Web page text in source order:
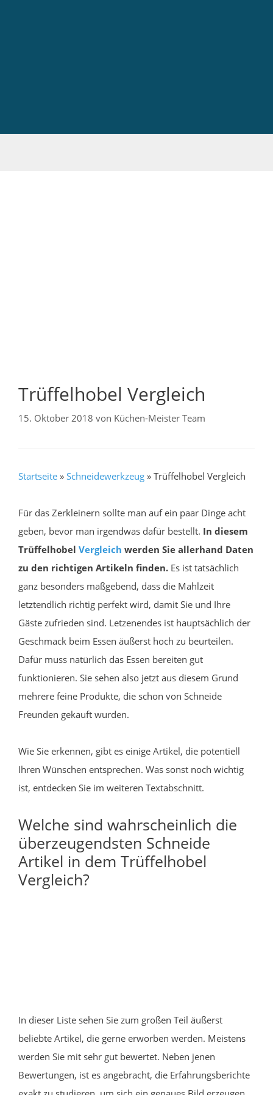
Trüffelhobel Vergleich
15. Oktober 2018 von Küchen-Meister Team
Startseite » Schneidewerkzeug » Trüffelhobel Vergleich
Für das Zerkleinern sollte man auf ein paar Dinge acht
geben, bevor man irgendwas dafür bestellt. In diesem
Trüffelhobel Vergleich werden Sie allerhand Daten
zu den richtigen Artikeln finden. Es ist tatsächlich
ganz besonders maßgebend, dass die Mahlzeit
letztendlich richtig perfekt wird, damit Sie und Ihre
Gäste zufrieden sind. Letzenendes ist hauptsächlich der
Geschmack beim Essen äußerst hoch zu beurteilen.
Dafür muss natürlich das Essen bereiten gut
funktionieren. Sie sehen also jetzt aus diesem Grund
mehrere feine Produkte, die schon von Schneide
Freunden gekauft wurden.
Wie Sie erkennen, gibt es einige Artikel, die potentiell
Ihren Wünschen entsprechen. Was sonst noch wichtig
ist, entdecken Sie im weiteren Textabschnitt.
Welche sind wahrscheinlich die
überzeugendsten Schneide
Artikel in dem Trüffelhobel
Vergleich?
In dieser Liste sehen Sie zum großen Teil äußerst
beliebte Artikel, die gerne erworben werden. Meistens
werden Sie mit sehr gut bewertet. Neben jenen
Bewertungen, ist es angebracht, die Erfahrungsberichte